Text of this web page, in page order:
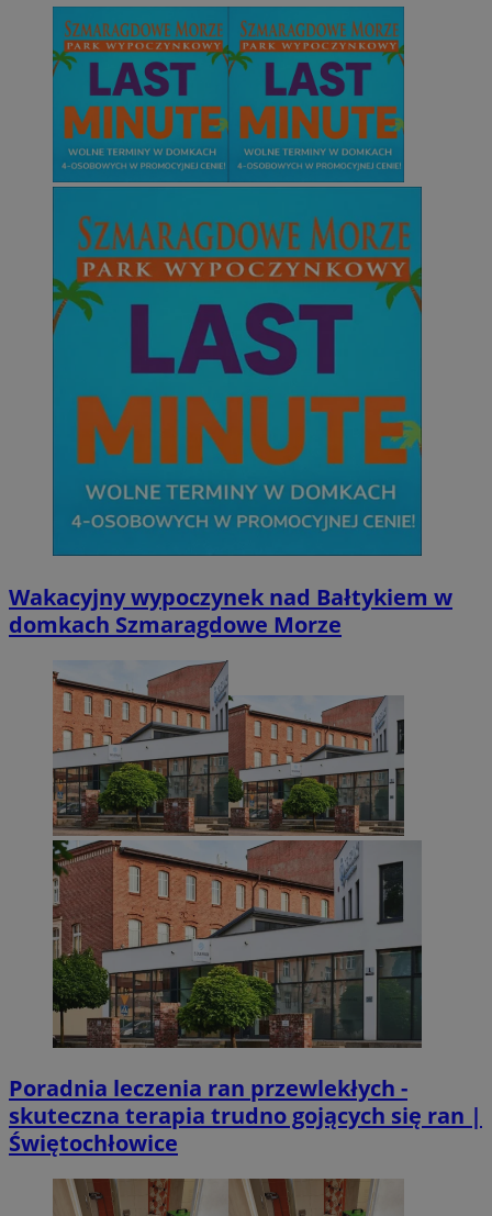
Wakacyjny wypoczynek nad Bałtykiem w
domkach Szmaragdowe Morze
Poradnia leczenia ran przewlekłych -
skuteczna terapia trudno gojących się ran |
Świętochłowice